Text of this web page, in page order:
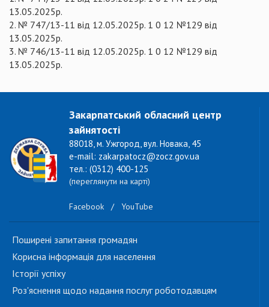
13.05.2025р.
2. № 747/13-11 від 12.05.2025р. 1 0 12 №129 від
13.05.2025р.
3. № 746/13-11 від 12.05.2025р. 1 0 12 №129 від
13.05.2025р.
Закарпатський обласний центр
зайнятості
88018, м. Ужгород, вул. Новака, 45
e-mail: zakarpatocz@zocz.gov.ua
тел.: (0312) 400-125
(переглянути на карті)
Facebook / YouTube
Поширені запитання громадян
Корисна інформація для населення
Історії успіху
Роз'яснення щодо надання послуг роботодавцям